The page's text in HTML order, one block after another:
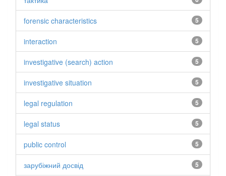
5
forensic characteristics
5
interaction
5
investigative (search) action
5
investigative situation
5
legal regulation
5
legal status
5
public control
5
зарубіжний досвід